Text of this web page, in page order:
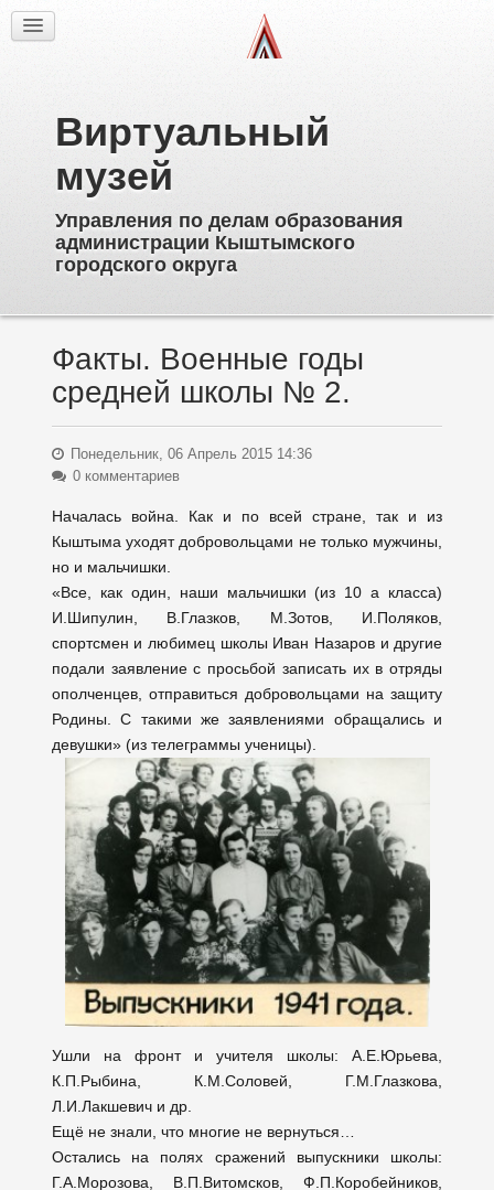
Виртуальный
музей
Управления по делам образования
администрации Кыштымского
городского округа
Об образовательных учреждениях
Директора
Ветераны образования
Известные выпускники
Пионерское движение
Факты. Военные годы
средней школы № 2.
Понедельник, 06 Апрель 2015 14:36
0 комментариев
Началась война. Как и по всей стране, так и из
Кыштыма уходят добровольцами не только мужчины,
но и мальчишки.
«Все, как один, наши мальчишки (из 10 а класса)
И.Шипулин, В.Глазков, М.Зотов, И.Поляков,
спортсмен и любимец школы Иван Назаров и другие
подали заявление с просьбой записать их в отряды
ополченцев, отправиться добровольцами на защиту
Родины. С такими же заявлениями обращались и
девушки» (из телеграммы ученицы).
Ушли на фронт и учителя школы: А.Е.Юрьева,
К.П.Рыбина, К.М.Соловей, Г.М.Глазкова,
Л.И.Лакшевич и др.
Ещё не знали, что многие не вернуться…
Остались на полях сражений выпускники школы:
Г.А.Морозова, В.П.Витомсков, Ф.П.Коробейников,